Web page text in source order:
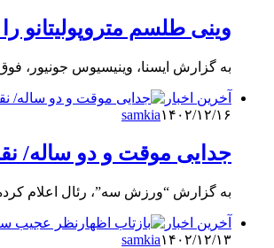
وینی طلسم متروپولیتانو
به گزارش ایسنا، وینیسیوس جونیور، فوق‌
آخرین اخبار
samkia۱۴۰۲/۱۲/۱۶
جدایی موقت و دو ساله/
به گزارش “ورزش سه”، رئال اعلام کرده
آخرین اخبار
samkia۱۴۰۲/۱۲/۱۳